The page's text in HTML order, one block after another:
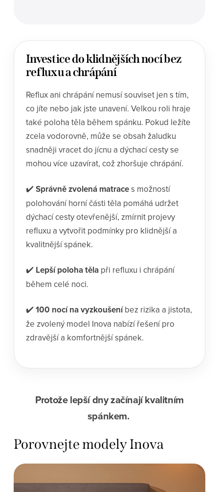
Investice do klidnějších nocí bez
refluxu a chrápání
Reflux ani chrápání nemusí souviset jen s tím,
co jíte nebo jak jste unavení. Velkou roli hraje
také poloha těla během spánku. Pokud ležíte
zcela vodorovně, může se obsah žaludku
snadněji vracet do jícnu a dýchací cesty se
mohou více uzavírat, což zhoršuje chrápání.
✔️ Správně zvolená matraces možností
polohování horní části těla pomáhá udržet
dýchací cesty otevřenější, zmírnit projevy
refluxu a vytvořit podmínky pro klidnější a
kvalitnější spánek.
✔️ Lepší poloha těla při refluxu i chrápání
během celé noci.
✔️ 100 nocí na vyzkoušeníbez rizika a jistota,
že zvolený model Inova nabízí řešení pro
zdravější a komfortnější spánek.
Protože lepší dny začínají kvalitním
spánkem.
Porovnejte modely Inova